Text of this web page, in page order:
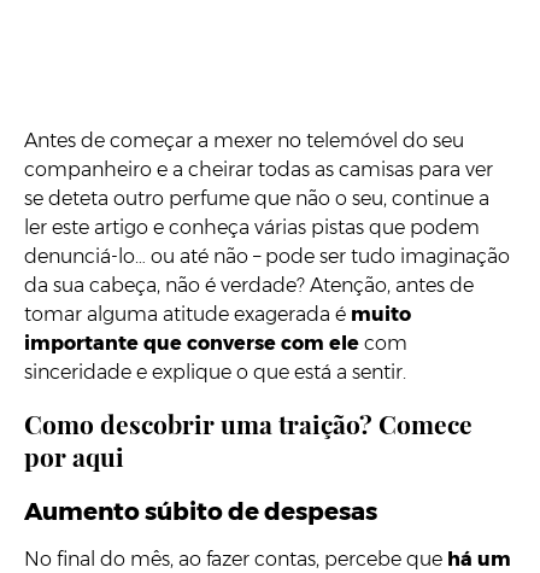
Antes de começar a mexer no telemóvel do seu
companheiro e a cheirar todas as camisas para ver
se deteta outro perfume que não o seu, continue a
ler este artigo e conheça várias pistas que podem
denunciá-lo… ou até não – pode ser tudo imaginação
da sua cabeça, não é verdade? Atenção, antes de
tomar alguma atitude exagerada é muito
importante que converse com ele com
sinceridade e explique o que está a sentir.
Como descobrir uma traição? Comece
por aqui
Aumento súbito de despesas
No final do mês, ao fazer contas, percebe que há um